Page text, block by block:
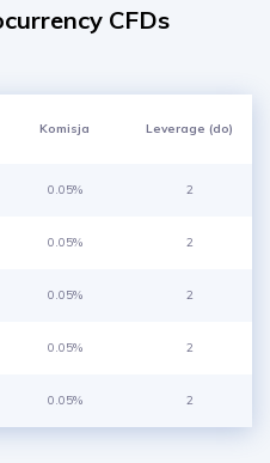
CFDs
Komisja Leverage (do)
0.05% 2
0.05% 2
0.05% 2
0.05% 2
0.05% 2